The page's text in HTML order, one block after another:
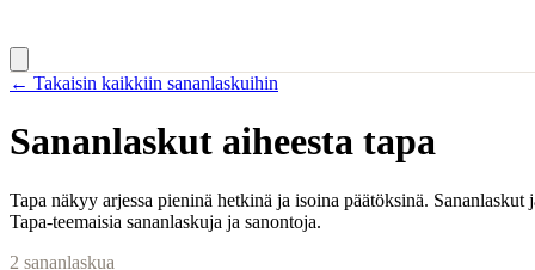
← Takaisin kaikkiin sananlaskuihin
Sananlaskut aiheesta tapa
Tapa näkyy arjessa pieninä hetkinä ja isoina päätöksinä.
Tapa-teemaisia sananlaskuja ja sanontoja.
2 sananlaskua